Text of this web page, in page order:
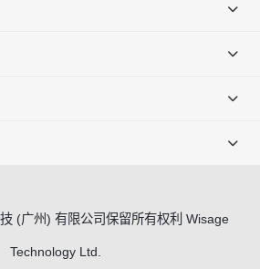
(广州) 有限公司保留所有权利 Wisage
Technology Ltd.